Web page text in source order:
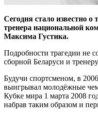
Сегодня стало известно о
тренера национальной
Максима Густика.
Подробности трагедии не
сборной Беларуси и
Будучи спортсменом, в
выигрывал молодёжные
Кубке мира 1 марта 2008
набрав таким образом и